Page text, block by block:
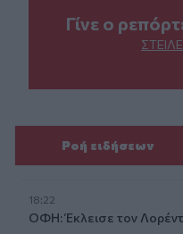
Γίνε ο
Ροή ειδήσεων
18:22
ΟΦΗ: Έκλεισε τον